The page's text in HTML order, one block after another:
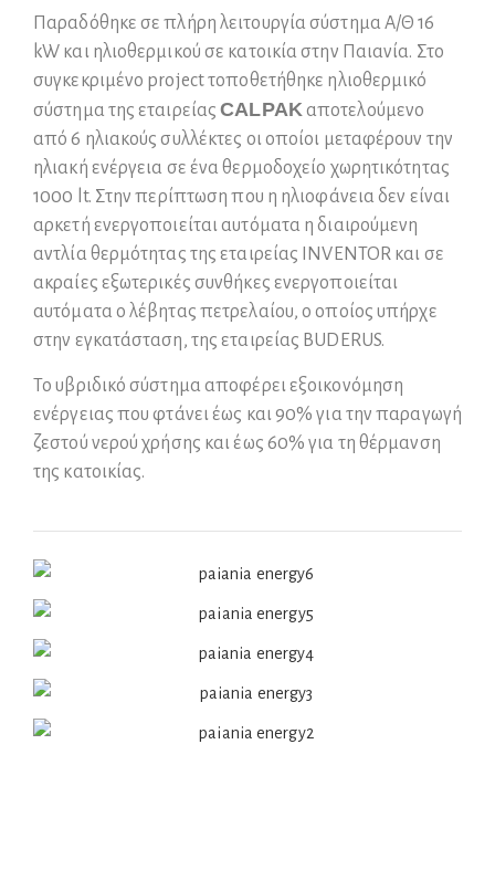
Παραδόθηκε σε πλήρη λειτουργία σύστημα Α/Θ 16
kW και ηλιοθερμικού σε κατοικία στην Παιανία. Στο
συγκεκριμένο project τοποθετήθηκε ηλιοθερμικό
σύστημα της εταιρείαςCALPAKαποτελούμενο
από 6 ηλιακoύς συλλέκτες οι οποίοι μεταφέρουν την
ηλιακή ενέργεια σε ένα θερμοδοχείο χωρητικότητας
1000 lt. Στην περίπτωση που η ηλιοφάνεια δεν είναι
αρκετή ενεργοποιείται αυτόματα η διαιρούμενη
αντλία θερμότητας της εταιρείας INVENTOR και σε
ακραίες εξωτερικές συνθήκες ενεργοποιείται
αυτόματα ο λέβητας πετρελαίου, ο οποίος υπήρχε
στην εγκατάσταση, της εταιρείας BUDERUS.
Το υβριδικό σύστημα αποφέρει εξοικονόμηση
ενέργειας που φτάνει έως και 90% για την παραγωγή
ζεστού νερού χρήσης και έως 60% για τη θέρμανση
της κατοικίας.